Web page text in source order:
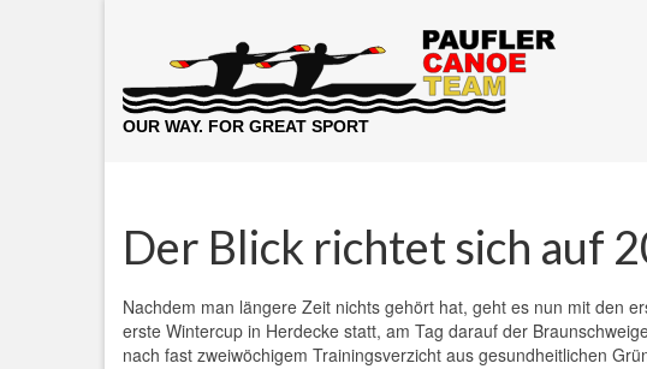
OUR WAY. FOR GREAT SPORT
Der Blick richtet sich auf
Nachdem man längere Zeit nichts gehört hat, geht es nun mit den
erste Wintercup in Herdecke statt, am Tag darauf der
nach fast zweiwöchigem Trainingsverzicht aus gesundheitlichen